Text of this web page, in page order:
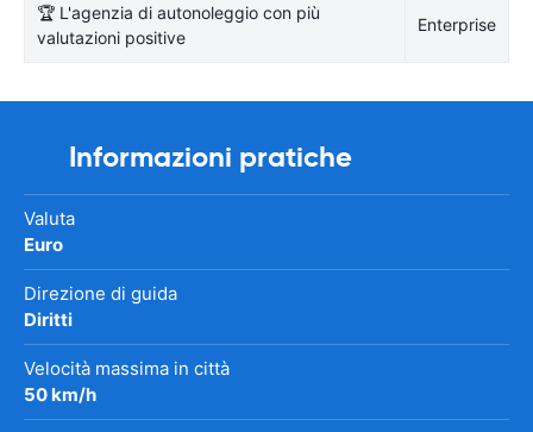
🏆 L'agenzia di autonoleggio con più
valutazioni positive
Enterprise
Informazioni pratiche
Valuta
Euro
Direzione di guida
Diritti
Velocità massima in città
50 km/h